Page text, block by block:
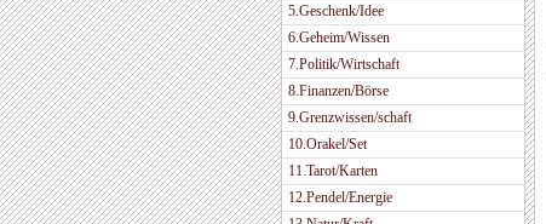
5.Geschenk/Idee
6.Geheim/Wissen
7.Politik/Wirtschaft
8.Finanzen/Börse
9.Grenzwissen/schaft
10.Orakel/Set
11.Tarot/Karten
12.Pendel/Energie